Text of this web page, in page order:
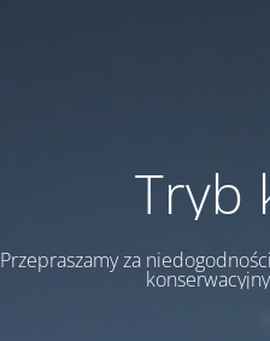
Tryb
Przepraszamy za